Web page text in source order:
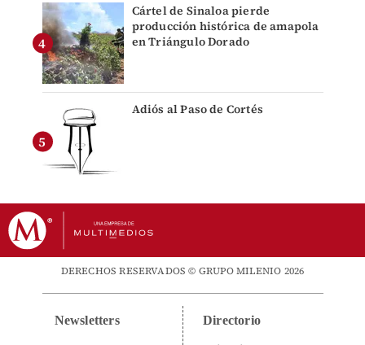
Cártel de Sinaloa pierde
producción histórica de amapola
en Triángulo Dorado
Adiós al Paso de Cortés
DERECHOS RESERVADOS © GRUPO MILENIO 2026
Newsletters Directorio